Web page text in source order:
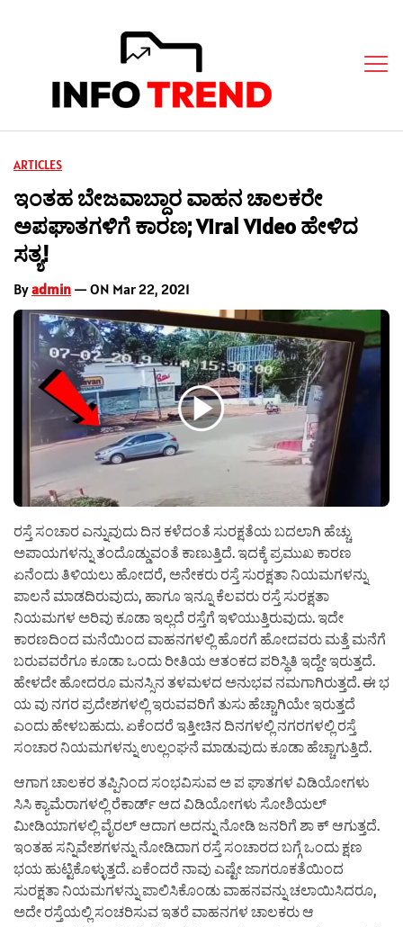
ARTICLES
ಇಂತಹ ಬೇಜವಾಬ್ದಾರ ವಾಹನ ಚಾಲಕರೇ
ಅಪಘಾತಗಳಿಗೆ ಕಾರಣ; Viral Video ಹೇಳಿದ
ಸತ್ಯ!
Byadmin — ON Mar 22, 2021
ರಸ್ತೆ ಸಂಚಾರ ಎನ್ನುವುದು ದಿನ ಕಳೆದಂತೆ ಸುರಕ್ಷತೆಯ ಬದಲಾಗಿ ಹೆಚ್ಚು
ಅಪಾಯಗಳನ್ನು ತಂದೊಡ್ಡುವಂತೆ ಕಾಣುತ್ತಿದೆ. ಇದಕ್ಕೆ ಪ್ರಮುಖ ಕಾರಣ
ಏನೆಂದು ತಿಳಿಯಲು ಹೋದರೆ, ಅನೇಕರು ರಸ್ತೆ ಸುರಕ್ಷತಾ ನಿಯಮಗಳನ್ನು
ಪಾಲನೆ ಮಾಡದಿರುವುದು, ಹಾಗೂ ಇನ್ನೂ ಕೆಲವರು ರಸ್ತೆ ಸುರಕ್ಷತಾ
ನಿಯಮಗಳ ಅರಿವು ಕೂಡಾ ಇಲ್ಲದೆ ರಸ್ತೆಗೆ ಇಳಿಯುತ್ತಿರುವುದು. ಇದೇ
ಕಾರಣದಿಂದ ಮನೆಯಿಂದ ವಾಹನಗಳಲ್ಲಿ ಹೊರಗೆ ಹೋದವರು ಮತ್ತೆ ಮನೆಗೆ
ಬರುವವರೆಗೂ ಕೂಡಾ ಒಂದು ರೀತಿಯ ಆತಂಕದ ಪರಿಸ್ಥಿತಿ ಇದ್ದೇ ಇರುತ್ತದೆ.
ಹೇಳದೇ ಹೋದರೂ ಮನಸ್ಸಿನ ತಳಮಳದ ಅನುಭವ ನಮಗಾಗಿರುತ್ತದೆ. ಈ ಭ
ಯ ವು ನಗರ ಪ್ರದೇಶಗಳಲ್ಲಿ ಇರುವವರಿಗೆ ತುಸು ಹೆಚ್ಚಾಗಿಯೇ ಇರುತ್ತದೆ
ಎಂದು ಹೇಳಬಹುದು. ಏಕೆಂದರೆ ಇತ್ತೀಚಿನ ದಿನಗಳಲ್ಲಿ ನಗರಗಳಲ್ಲಿ ರಸ್ತೆ
ಸಂಚಾರ ನಿಯಮಗಳನ್ನು ಉಲ್ಲಂಘನೆ ಮಾಡುವುದು ಕೂಡಾ ಹೆಚ್ಚಾಗುತ್ತಿದೆ.
ಆಗಾಗ ಚಾಲಕರ ತಪ್ಪಿನಿಂದ ಸಂಭವಿಸುವ ಅ ಪ ಘಾತಗಳ ವಿಡಿಯೋಗಳು
ಸಿಸಿ ಕ್ಯಾಮೆರಾಗಳಲ್ಲಿ ರೆಕಾರ್ಡ್ ಆದ ವಿಡಿಯೋಗಳು ಸೋಶಿಯಲ್
ಮೀಡಿಯಾಗಳಲ್ಲಿ ವೈರಲ್ ಆದಾಗ ಅದನ್ನು ನೋಡಿ ಜನರಿಗೆ ಶಾ ಕ್ ಆಗುತ್ತದೆ.
ಇಂತಹ ಸನ್ನಿವೇಶಗಳನ್ನು ನೋಡಿದಾಗ ರಸ್ತೆ ಸಂಚಾರದ ಬಗ್ಗೆ ಒಂದು ಕ್ಷಣ
ಭಯ ಹುಟ್ಟಿಕೊಳ್ಳುತ್ತದೆ. ಏಕೆಂದರೆ ನಾವು ಎಷ್ಟೇ ಜಾಗರೂಕತೆಯಿಂದ
ಸುರಕ್ಷತಾ ನಿಯಮಗಳನ್ನು ಪಾಲಿಸಿಕೊಂಡು ವಾಹನವನ್ನು ಚಲಾಯಿಸಿದರೂ,
ಅದೇ ರಸ್ತೆಯಲ್ಲಿ ಸಂಚರಿಸುವ ಇತರೆ ವಾಹನಗಳ ಚಾಲಕರು ಆ